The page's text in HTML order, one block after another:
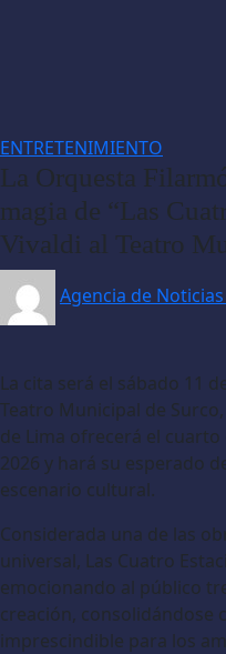
ENTRETENIMIENTO
La Orquesta
magia de “Las
Vivaldi al Teatro
Agencia de
La cita será el sábado 11
Teatro Municipal de
de Lima ofrecerá el
2026 y hará su esperado
escenario cultural.
Considerada una de las
universal, Las Cuatro
emocionando al público
creación, consolidándose
imprescindible para los